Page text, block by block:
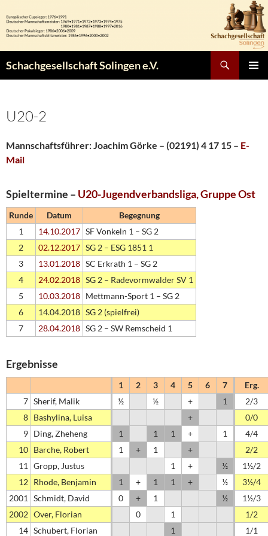
Inhalt
springen
Schachgesellschaft Solingen e.V.
U20-2
Mannschaftsführer: Joachim Görke – (02191) 4 17 15 – E-
Mail
Spieltermine – U20-Jugendverbandsliga, Gruppe Ost
Runde Datum
Begegnung
1
14.10.2017 SF Vonkeln 1 – SG 2
2
02.12.2017 SG 2 – ESG 1851 1
3
13.01.2018 SC Erkrath 1 – SG 2
4
24.02.2018 SG 2 – Radevormwalder SV 1
5
10.03.2018 Mettmann-Sport 1 – SG 2
6
14.04.2018 SG 2 (spielfrei)
7
28.04.2018 SG 2 – SW Remscheid 1
Ergebnisse
1 2 3 4 5 6 7
Erg.
7 Sherif, Malik ½ ½ + 1
2/3
8 Bashylina, Luisa +
0/0
9 Ding, Zheheng 1 1 1 + 1
4/4
10 Barche, Robert 1 + 1 +
2/2
11
Gropp, Justus 1 + ½
1½/2
12 Rhode, Benjamin 1 + 1 1 + ½
3½/4
2001
Schmidt, David 0 + 1 ½
1½/3
2002 Over, Florian 0 1
1/2
14 Schubert, Florian 1
1/1